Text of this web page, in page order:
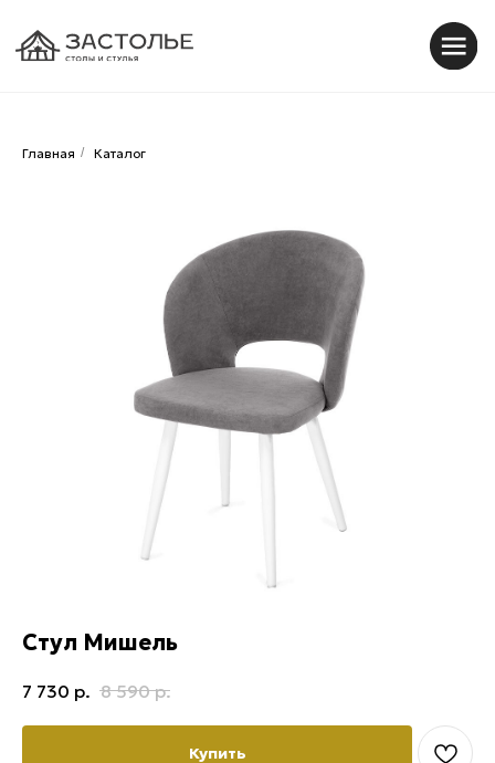
Главная / Каталог
Стул Мишель
7 730 р. 8 590 р.
Купить